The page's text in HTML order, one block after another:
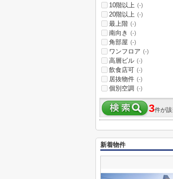
10階以上 (-)
20階以上 (-)
最上階 (-)
南向き (-)
角部屋 (-)
ワンフロア (-)
高層ビル (-)
飲食店可 (-)
居抜物件 (-)
個別空調 (-)
3件が該
新着物件